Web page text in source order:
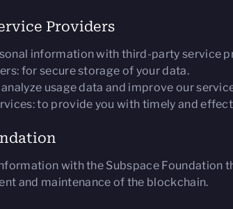
Providers
information with third-party service
for secure storage of your data.
usage data and improve our
to provide you with timely and
with the Subspace
and maintenance of the blockchain.